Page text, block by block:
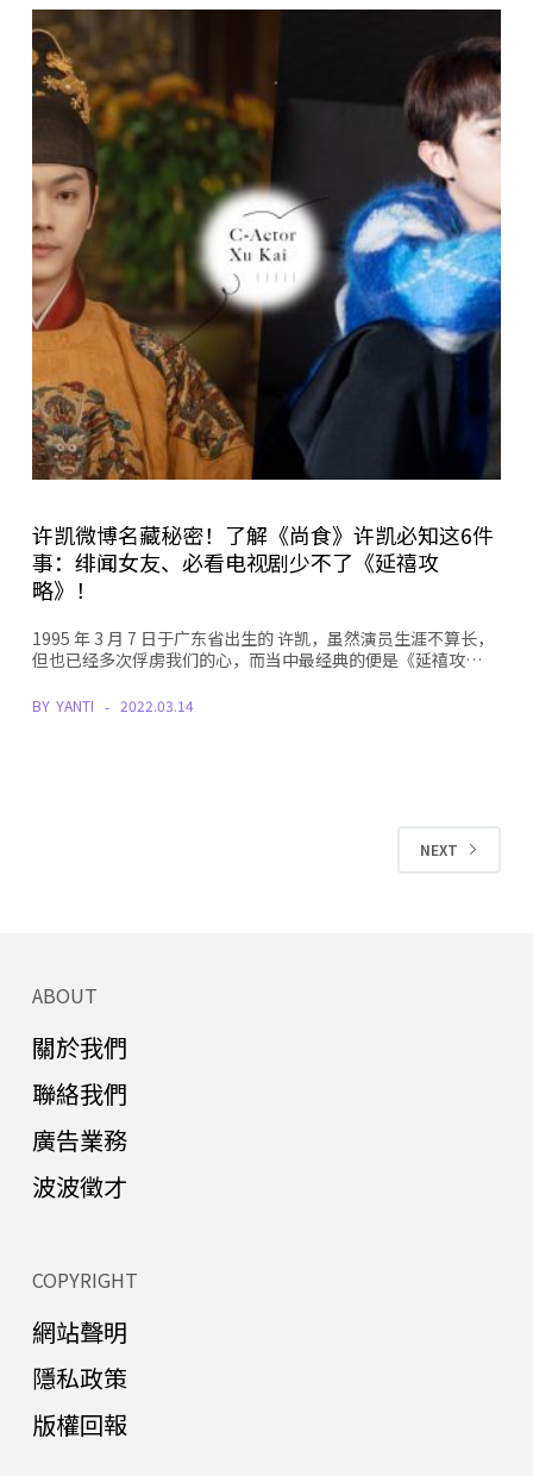
许凯微博名藏秘密！了解《尚食》许凯必知这6件
事：绯闻女友、必看电视剧少不了《延禧攻
略》！
1995 年 3 月 7 日于广东省出生的 许凯，虽然演员生涯不算长，
但也已经多次俘虏我们的心，而当中最经典的便是《延禧攻…
BY YANTI 2022.03.14
NEXT
ABOUT
關於我們
聯絡我們
廣告業務
波波徵才
COPYRIGHT
網站聲明
隱私政策
版權回報